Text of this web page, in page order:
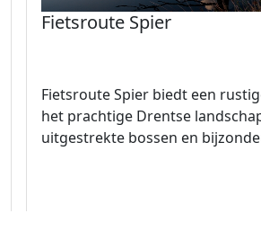
Fietsroute Spier
Fietsroute Spier biedt een
het prachtige Drentse
uitgestrekte bossen en